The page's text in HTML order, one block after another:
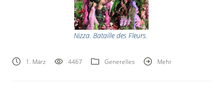
Nizza. Bataille des Fleurs.
1. März 4467 Generelles Mehr